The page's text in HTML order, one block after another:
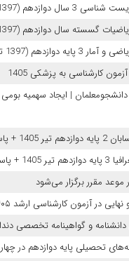
(1397 تا 1405)
گسسته سال دوازدهم (1397 تا 1405)
(1397 تا 1405)
کارشناسی به پزشکی 1405
دانشجومعلمان | ایجاد سهمیه
+ پاسخ
+ پاسخ
در آزمون کارشناسی ارشد ۱۴۰۵
و گواهینامه تخصصی
تحصیلی پایه دوازدهم در